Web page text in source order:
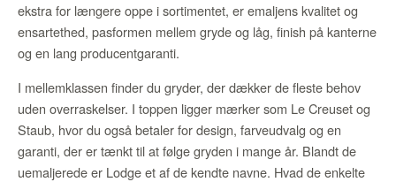
ekstra for længere oppe i sortimentet, er emaljens kvalitet og
ensartethed, pasformen mellem gryde og låg, finish på kanterne
og en lang producentgaranti.
I mellemklassen finder du gryder, der dækker de fleste behov
uden overraskelser. I toppen ligger mærker som Le Creuset og
Staub, hvor du også betaler for design, farveudvalg og en
garanti, der er tænkt til at følge gryden i mange år. Blandt de
uemaljerede er Lodge et af de kendte navne. Hvad de enkelte